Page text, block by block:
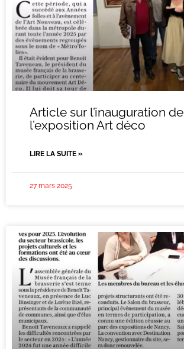
Article sur l’inauguration de
l’exposition Art déco
LIRE LA SUITE »
27 mars 2025